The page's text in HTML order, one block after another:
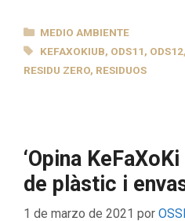
CATEGORÍAS
MEDIO AMBIENTE
ETIQUETAS
KEFAXOKIUB, ODS11, ODS12,
RESIDU ZERO, RESIDUOS
‘Opina
de plàstic i
1 de marzo de 2021 por